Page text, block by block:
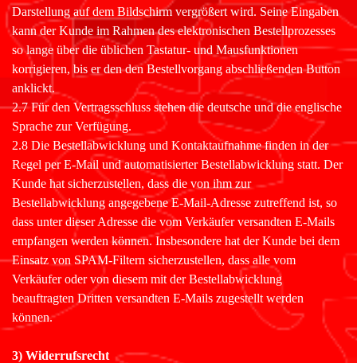
Darstellung auf dem Bildschirm vergrößert wird. Seine Eingaben
kann der Kunde im Rahmen des elektronischen Bestellprozesses
so lange über die üblichen Tastatur- und Mausfunktionen
korrigieren, bis er den den Bestellvorgang abschließenden Button
anklickt.
2.7 Für den Vertragsschluss stehen die deutsche und die englische
Sprache zur Verfügung.
2.8 Die Bestellabwicklung und Kontaktaufnahme finden in der
Regel per E-Mail und automatisierter Bestellabwicklung statt. Der
Kunde hat sicherzustellen, dass die von ihm zur
Bestellabwicklung angegebene E-Mail-Adresse zutreffend ist, so
dass unter dieser Adresse die vom Verkäufer versandten E-Mails
empfangen werden können. Insbesondere hat der Kunde bei dem
Einsatz von SPAM-Filtern sicherzustellen, dass alle vom
Verkäufer oder von diesem mit der Bestellabwicklung
beauftragten Dritten versandten E-Mails zugestellt werden
können.
3) Widerrufsrecht